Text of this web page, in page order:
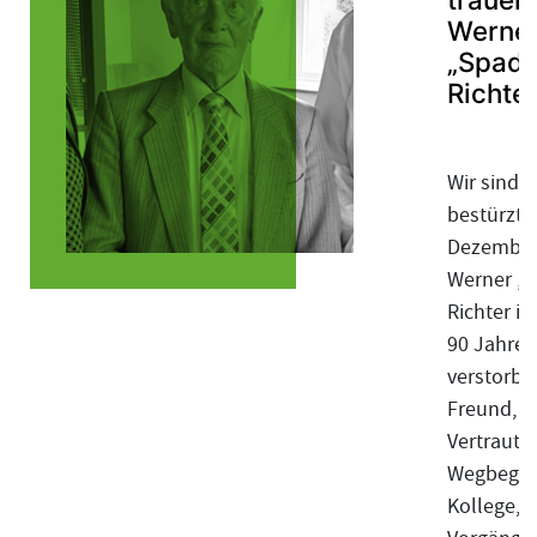
Wir sind
bestürzt,
Werner
Richter
90 Jahren
Freund,
Kollege,